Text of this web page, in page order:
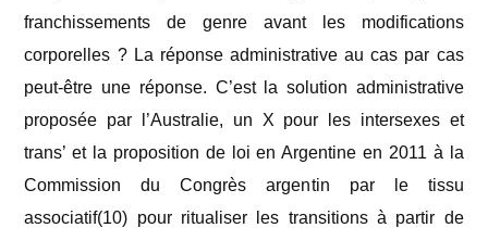
franchissements de genre avant les modifications
corporelles ? La réponse administrative au cas par cas
peut-être une réponse. C’est la solution administrative
proposée par l’Australie, un X pour les intersexes et
trans’ et la proposition de loi en Argentine en 2011 à la
Commission du Congrès argentin par le tissu
associatif(10) pour ritualiser les transitions à partir de